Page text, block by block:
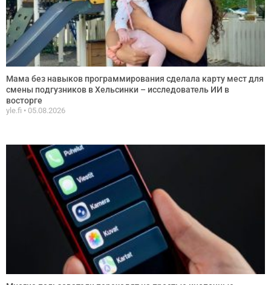
Мама без навыков программирования сделала карту мест для
смены подгузников в Хельсинки – исследователь ИИ в
восторге
yle.fi 05.08.2026